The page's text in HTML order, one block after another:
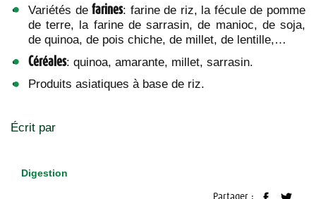
Variétés defarines: farine de riz, la fécule de pomme
de terre, la farine de sarrasin, de manioc, de soja,
de quinoa, de pois chiche, de millet, de lentille,…
Céréales: quinoa, amarante, millet, sarrasin.
Produits asiatiques à base de riz.
Écrit par
Digestion
Partager :